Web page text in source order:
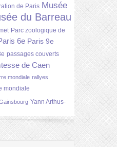
de Paris Musée
du Barreau
Parc zoologique de
6e Paris 9e
passages couverts
de Caen
mondiale rallyes
mondiale
Yann Arthus-